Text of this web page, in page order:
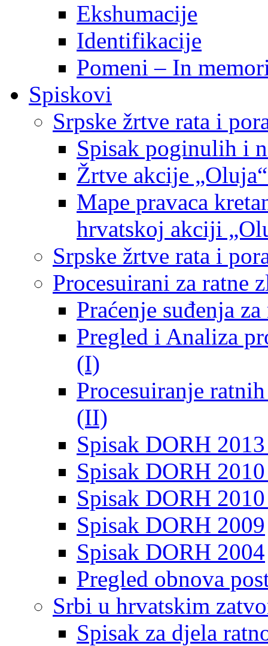
Ekshumacije
Identifikacije
Pomeni – In
Spiskovi
Srpske žrtve rata i
Spisak poginulih i
Žrtve akcije
Mape pravaca
hrvatskoj akciji
Srpske žrtve rata i
Procesuirani za ratne
Praćenje suđenja
Pregled i Analiza
(I)
Procesuiranje
(II)
Spisak DORH
Spisak DORH
Spisak DORH
Spisak DORH 2009
Spisak DORH 2004
Pregled obnova
Srbi u hrvatskim
Spisak za djela